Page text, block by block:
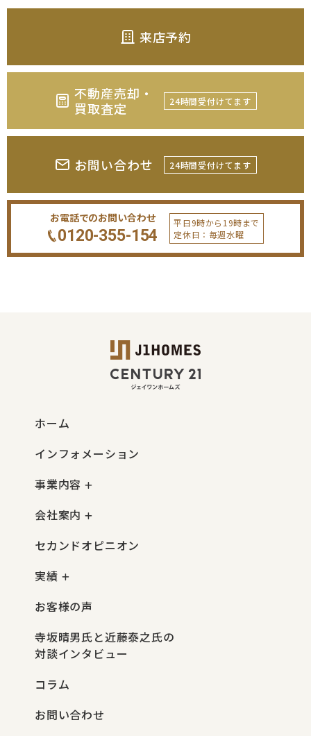
来店予約
不動産売却・
買取査定
24時間受付けてます
お問い合わせ 24時間受付けてます
お電話でのお問い合わせ
0120-355-154
平日9時から19時まで
定休日：毎週水曜
ホーム
インフォメーション
事業内容
会社案内
セカンドオピニオン
実績
お客様の声
寺坂晴男氏と近藤泰之氏の
対談インタビュー
コラム
お問い合わせ